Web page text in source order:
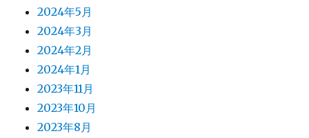
2024年5月
2024年3月
2024年2月
2024年1月
2023年11月
2023年10月
2023年8月